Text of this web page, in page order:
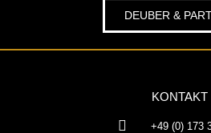
DEUBER &
KONTAKT
+49 (0) 173